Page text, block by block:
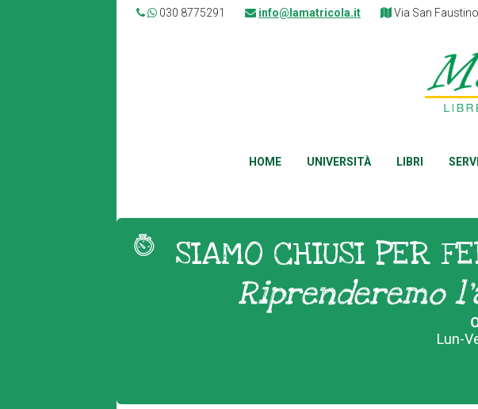
030 8775291 info@lamatricola.it Via San
HOME UNIVERSITÀ LIBRI
SIAMO CHIUSI PER
Riprenderemo
Lun-